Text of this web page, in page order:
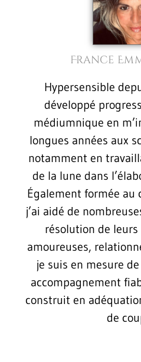
France
Hypersensible
développé
médiumnique en
longues années aux
notamment en
de la lune dans
Également formée au
j’ai aidé de
résolution de
amoureuses,
je suis en mesure
accompagnement
construit en
de